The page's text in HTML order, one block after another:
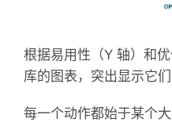
根据易用性（Y 轴）和
库的图表，突出显示它
每一个动作都始于某个